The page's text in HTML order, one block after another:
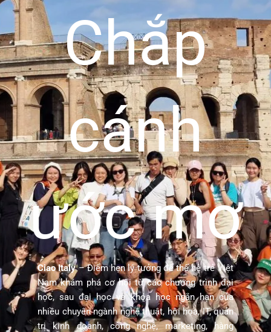
Chắp
cánh
ước mơ
Ciao Italy– Điểm hẹn lý tưởng để thế hệ trẻ Việt
Nam khám phá cơ hội từ các chương trình đại
học, sau đại học và khóa học ngắn hạn của
nhiều chuyên ngành nghệ thuật, hội họa, IT, quản
trị kinh doanh, công nghệ, marketing, hàng